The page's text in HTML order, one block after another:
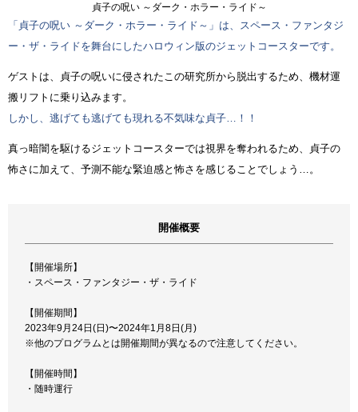
貞子の呪い ～ダーク・ホラー・ライド～
「貞子の呪い ～ダーク・ホラー・ライド～」は、スペース・ファンタジ
ー・ザ・ライドを舞台にしたハロウィン版のジェットコースターです。
ゲストは、貞子の呪いに侵されたこの研究所から脱出するため、機材運
搬リフトに乗り込みます。
しかし、逃げても逃げても現れる不気味な貞子…！！
真っ暗闇を駆けるジェットコースターでは視界を奪われるため、貞子の
怖さに加えて、予測不能な緊迫感と怖さを感じることでしょう…。
開催概要
【開催場所】
・スペース・ファンタジー・ザ・ライド
【開催期間】
2023年9月24日(日)〜2024年1月8日(月)
※他のプログラムとは開催期間が異なるので注意してください。
【開催時間】
・随時運行